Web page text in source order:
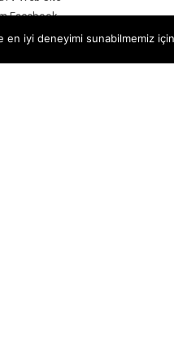
Facebook
Twitter
en iyi deneyimi sunabilmemiz